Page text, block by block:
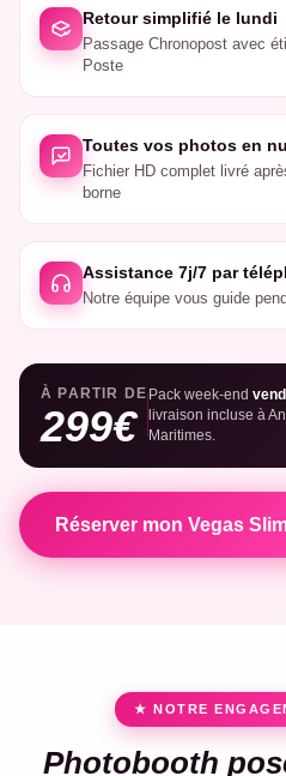
Retour simplifié le lundi
Passage Chronopost avec
Poste
Toutes vos photos en
Fichier HD complet livré
borne
Assistance 7j/7 par
Notre équipe vous guide
À PARTIR DE
299€
Pack week-end
livraison incluse à
Maritimes.
Réserver mon Vegas
★ NOTRE
Photobooth